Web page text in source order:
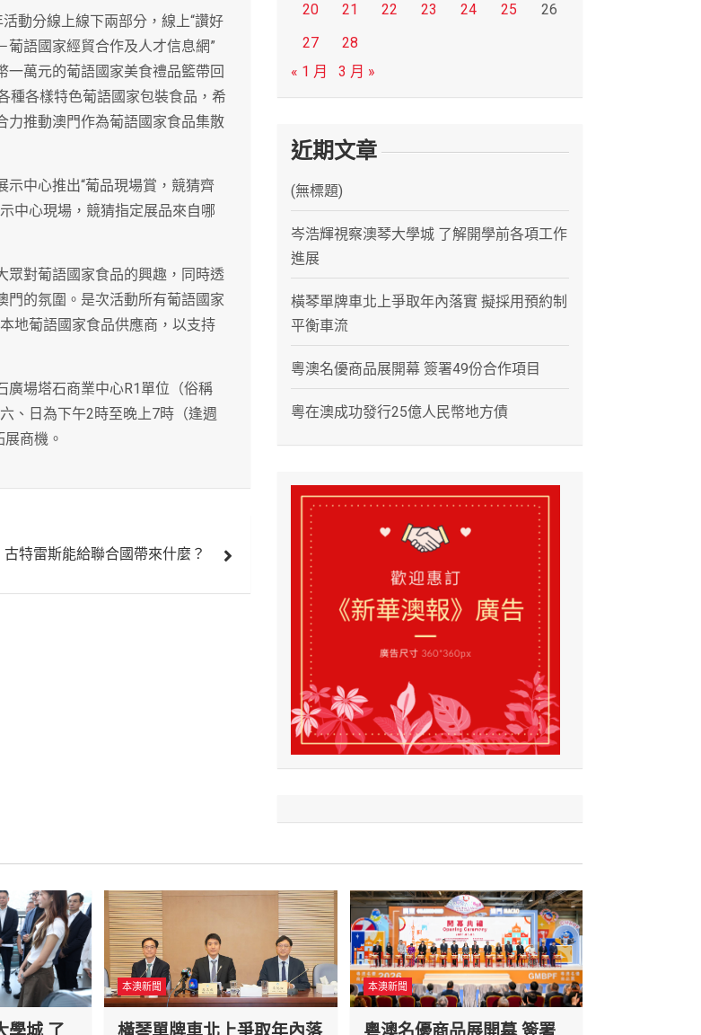
動分線上線下兩部分，線上“讚好
葡語國家經貿合作及人才信息網”
萬元的葡語國家美食禮品籃帶回
種各樣特色葡語國家包裝食品，希
力推動澳門作為葡語國家食品集散
中心推出“葡品現場賞，競猜齊
中心現場，競猜指定展品來自哪
眾對葡語國家食品的興趣，同時透
門的氛圍。是次活動所有葡語國家
地葡語國家食品供應商，以支持
廣場塔石商業中心R1單位（俗稱
、日為下午2時至晚上7時（逢週
商機。
古特雷斯能給聯合國帶來什麼？
20
21 22 23 24 25
26
27
28
« 1 月
3 月 »
近期文章
(無標題)
岑浩輝視察澳琴大學城 了解開學前各項工作
進展
橫琴單牌車北上爭取年內落實 擬採用預約制
平衡車流
粵澳名優商品展開幕 簽署49份合作項目
粵在澳成功發行25億人民幣地方債
本澳新聞 本澳新聞